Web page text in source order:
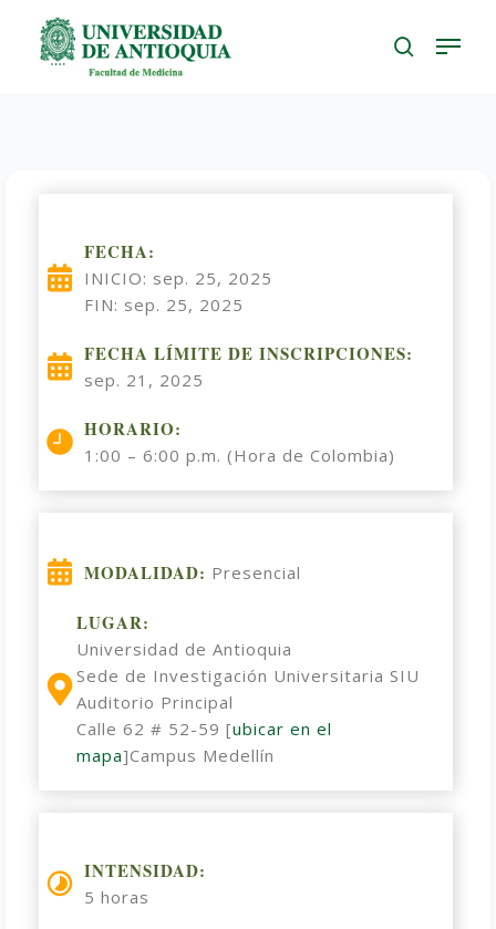
FECHA:
INICIO: sep. 25, 2025
FIN: sep. 25, 2025
FECHA LÍMITE DE INSCRIPCIONES:
sep. 21, 2025
HORARIO:
1:00 – 6:00 p.m. (Hora de Colombia)
MODALIDAD: Presencial
LUGAR:
Universidad de Antioquia
Sede de Investigación Universitaria SIU
Auditorio Principal
Calle 62 # 52-59 [ubicar en el
mapa]Campus Medellín
INTENSIDAD:
5 horas